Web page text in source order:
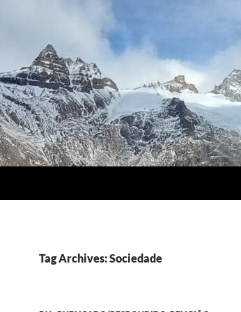
Tag Archives: Sociedade